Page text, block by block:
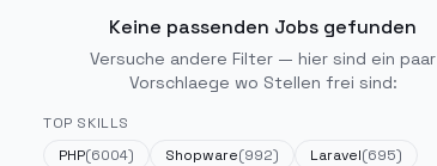
Keine passenden Jobs gefunden
Versuche andere Filter — hier sind ein paar
Vorschlaege wo Stellen frei sind:
TOP SKILLS
PHP(6004) Shopware(992) Laravel(695)